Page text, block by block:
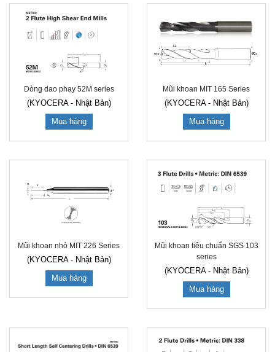
Dòng dao phay 52M series
(KYOCERA - Nhật Bản)
Mua hàng
Mũi khoan MIT 165 Series
(KYOCERA - Nhật Bản)
Mua hàng
Mũi khoan nhỏ MIT 226 Series
(KYOCERA - Nhật Bản)
Mua hàng
Mũi khoan tiêu chuẩn SGS 103
series
(KYOCERA - Nhật Bản)
Mua hàng